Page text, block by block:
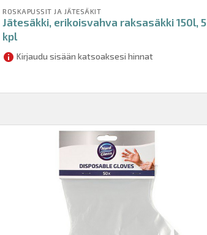
ROSKAPUSSIT JA JÄTESÄKIT
Jätesäkki, erikoisvahva raksasäkki 150l, 5
kpl
Kirjaudu sisään katsoaksesi hinnat